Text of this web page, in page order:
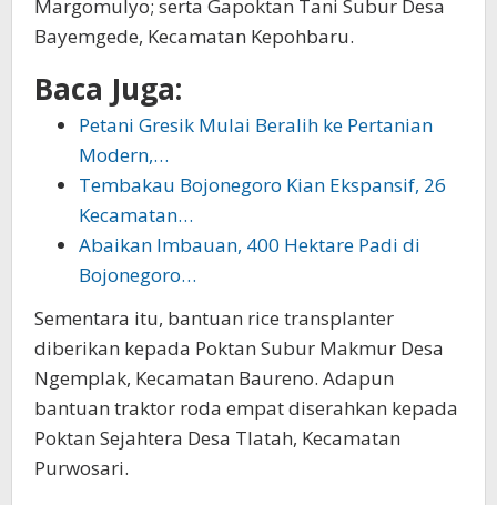
Margomulyo; serta Gapoktan Tani Subur Desa
Bayemgede, Kecamatan Kepohbaru.
Baca Juga:
Petani Gresik Mulai Beralih ke Pertanian
Modern,…
Tembakau Bojonegoro Kian Ekspansif, 26
Kecamatan…
Abaikan Imbauan, 400 Hektare Padi di
Bojonegoro…
Sementara itu, bantuan rice transplanter
diberikan kepada Poktan Subur Makmur Desa
Ngemplak, Kecamatan Baureno. Adapun
bantuan traktor roda empat diserahkan kepada
Poktan Sejahtera Desa Tlatah, Kecamatan
Purwosari.